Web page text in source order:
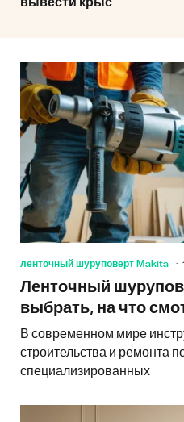
ленточный шуруповерт Makita
Ленточный
выбрать, на что
В современном мире
строительства и ремонта
специализированных